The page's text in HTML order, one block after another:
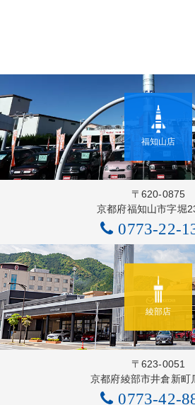
福知山店
〒620-0875
京都府福知山市字堀
0773-22-
綾部店
〒623-0051
京都府綾部市井倉新町
0773-42-